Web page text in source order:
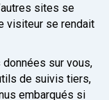
sites se
visiteur se rendait
sur vous,
de suivis tiers,
embarqués si